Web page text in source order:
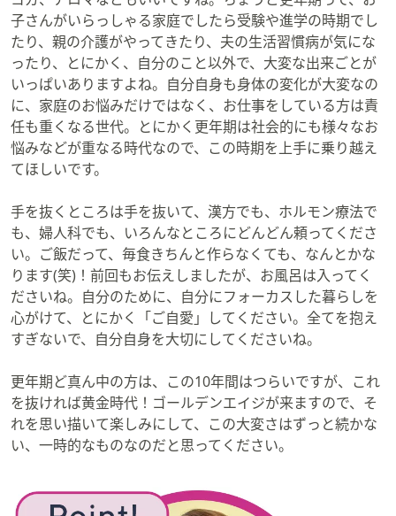
子さんがいらっしゃる家庭でしたら受験や進学の時期でし
たり、親の介護がやってきたり、夫の生活習慣病が気にな
ったり、とにかく、自分のこと以外で、大変な出来ごとが
いっぱいありますよね。自分自身も身体の変化が大変なの
に、家庭のお悩みだけではなく、お仕事をしている方は責
任も重くなる世代。とにかく更年期は社会的にも様々なお
悩みなどが重なる時代なので、この時期を上手に乗り越え
てほしいです。
手を抜くところは手を抜いて、漢方でも、ホルモン療法で
も、婦人科でも、いろんなところにどんどん頼ってくださ
い。ご飯だって、毎食きちんと作らなくても、なんとかな
ります(笑)！前回もお伝えしましたが、お風呂は入ってく
ださいね。自分のために、自分にフォーカスした暮らしを
心がけて、とにかく「ご自愛」してください。全てを抱え
すぎないで、自分自身を大切にしてくださいね。
更年期ど真ん中の方は、この10年間はつらいですが、これ
を抜ければ黄金時代！ゴールデンエイジが来ますので、そ
れを思い描いて楽しみにして、この大変さはずっと続かな
い、一時的なものなのだと思ってください。